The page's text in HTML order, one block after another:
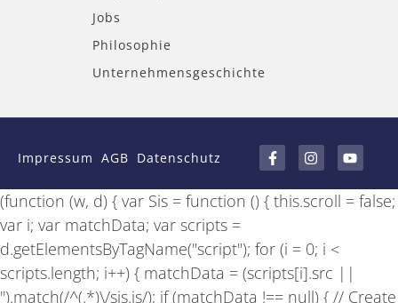
Jobs
Philosophie
Unternehmensgeschichte
Impressum AGB Datenschutz
a
c
e
b
o
-
f
n
s
t
a
g
m
o
u
t
u
b
(function (w, d) { var Sis = function () { this.scroll = false;
var i; var matchData; var scripts =
d.getElementsByTagName("script"); for (i = 0; i <
scripts.length; i++) { matchData = (scripts[i].src ||
'').match(/^(.*)\/sis.js/); if (matchData !== null) { // Create